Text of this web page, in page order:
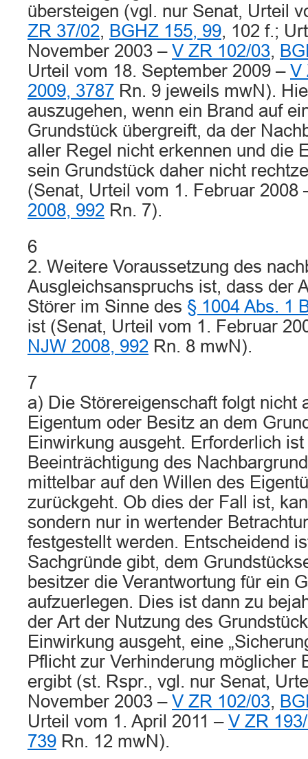
übersteigen (vgl. nur Senat, Urteil
ZR 37/02, BGHZ 155, 99, 102 f.;
November 2003 – V ZR 102/03,
Urteil vom 18. September 2009 – V
2009, 3787 Rn. 9 jeweils mwN).
auszugehen, wenn ein Brand auf
Grundstück übergreift, da der
aller Regel nicht erkennen und die
sein Grundstück daher nicht
(Senat, Urteil vom 1. Februar 2008
2008, 992 Rn. 7).
6
2. Weitere Voraussetzung des
Ausgleichsanspruchs ist, dass der
Störer im Sinne des § 1004 Abs. 1
ist (Senat, Urteil vom 1. Februar
NJW 2008, 992 Rn. 8 mwN).
7
a) Die Störereigenschaft folgt nicht
Eigentum oder Besitz an dem
Einwirkung ausgeht. Erforderlich
Beeinträchtigung des
mittelbar auf den Willen des
zurückgeht. Ob dies der Fall ist,
sondern nur in wertender
festgestellt werden. Entscheidend
Sachgründe gibt, dem
besitzer die Verantwortung für ein
aufzuerlegen. Dies ist dann zu
der Art der Nutzung des
Einwirkung ausgeht, eine
Pflicht zur Verhinderung möglicher
ergibt (st. Rspr., vgl. nur Senat,
November 2003 – V ZR 102/03,
Urteil vom 1. April 2011 – V ZR
739 Rn. 12 mwN).